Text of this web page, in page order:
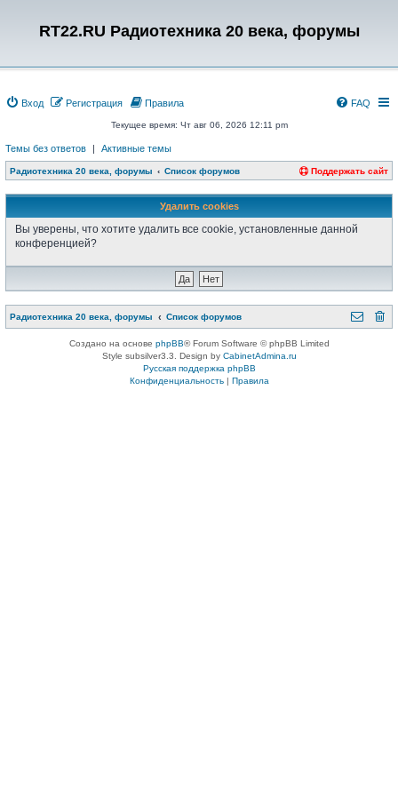
RT22.RU Радиотехника 20 века, форумы
Вход Регистрация FAQ
Правила
Текущее время: Чт авг 06, 2026 12:11 pm
Темы без ответов | Активные темы
Радиотехника 20 века, форумы Список форумов Поддержать сайт
Удалить cookies
Вы уверены, что хотите удалить все cookie, установленные данной
конференцией?
Радиотехника 20 века, форумы Список форумов
Создано на основе phpBB® Forum Software © phpBB Limited
Style subsilver3.3. Design by CabinetAdmina.ru
Русская поддержка phpBB
Конфиденциальность| Правила